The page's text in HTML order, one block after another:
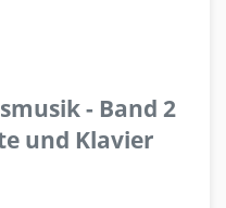
- Band 2
und Klavier